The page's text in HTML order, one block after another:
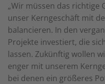
„Wir müssen das richtige
unser Kerngeschäft mit
balancieren. In den
Projekte investiert, die
lassen. Zukünftig wollen
enger mit unserem
bei denen ein größeres